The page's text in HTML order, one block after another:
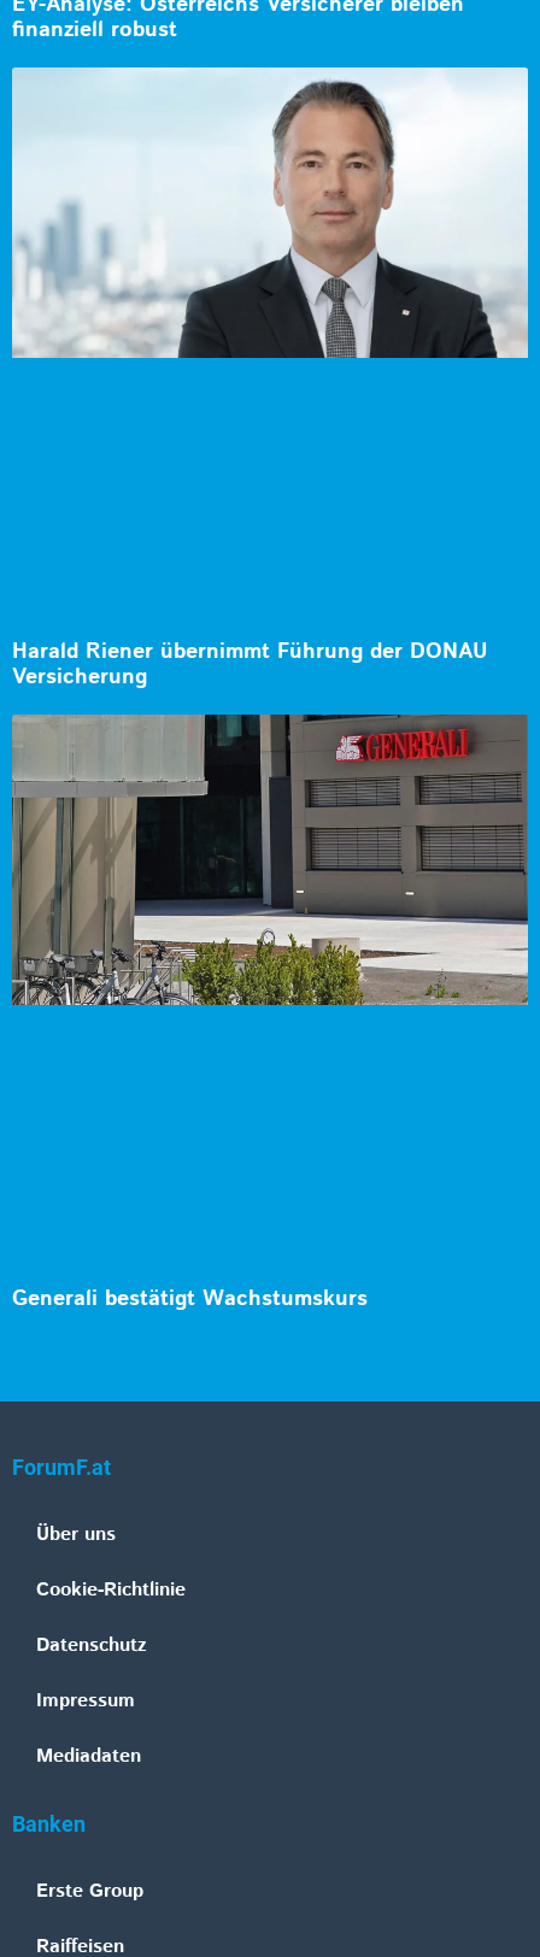
finanziell robust
Harald Riener übernimmt Führung der DONAU
Versicherung
Generali bestätigt Wachstumskurs
ForumF.at
Über uns
Cookie-Richtlinie
Datenschutz
Impressum
Mediadaten
Banken
Erste Group
Raiffeisen